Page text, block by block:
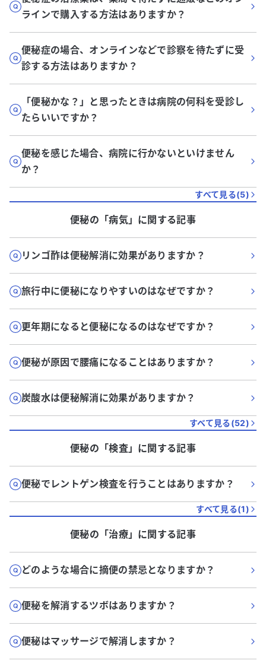
ラインで購入する方法はありますか？
便秘症の場合、オンラインなどで診察を待たずに受
診する方法はありますか？
「便秘かな？」と思ったときは病院の何科を受診し
たらいいですか？
便秘を感じた場合、病院に行かないといけません
か？
すべて見る(5)
便秘の「病気」に関する記事
リンゴ酢は便秘解消に効果がありますか？
旅行中に便秘になりやすいのはなぜですか？
更年期になると便秘になるのはなぜですか？
便秘が原因で腰痛になることはありますか？
炭酸水は便秘解消に効果がありますか？
すべて見る(52)
便秘の「検査」に関する記事
便秘でレントゲン検査を行うことはありますか？
すべて見る(1)
便秘の「治療」に関する記事
どのような場合に摘便の禁忌となりますか？
便秘を解消するツボはありますか？
便秘はマッサージで解消しますか？